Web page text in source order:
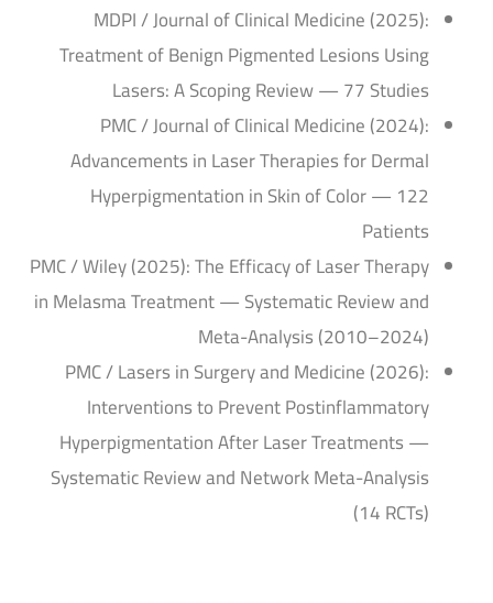
MDPI / Journal of Clinical Medicine (2025):
Treatment of Benign Pigmented Lesions Using
Lasers: A Scoping Review — 77 Studies
PMC / Journal of Clinical Medicine (2024):
Advancements in Laser Therapies for Dermal
Hyperpigmentation in Skin of Color — 122
Patients
PMC / Wiley (2025): The Efficacy of Laser Therapy
in Melasma Treatment — Systematic Review and
Meta-Analysis (2010–2024)
PMC / Lasers in Surgery and Medicine (2026):
Interventions to Prevent Postinflammatory
Hyperpigmentation After Laser Treatments —
Systematic Review and Network Meta-Analysis
(14 RCTs)